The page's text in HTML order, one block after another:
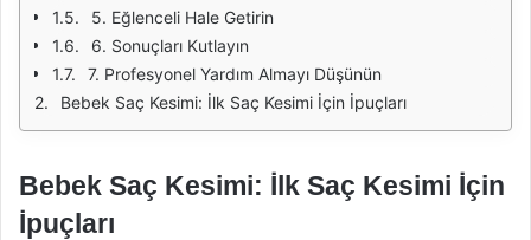
5. Eğlenceli Hale Getirin
6. Sonuçları Kutlayın
7. Profesyonel Yardım Almayı Düşünün
Bebek Saç Kesimi: İlk Saç Kesimi İçin İpuçları
Bebek Saç Kesimi: İlk Saç Kesimi İçin
İpuçları